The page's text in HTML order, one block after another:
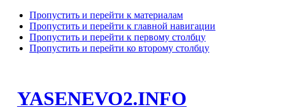
Пропустить и перейти к материалам
Пропустить и перейти к главной навигации
Пропустить и перейти к первому столбцу
Пропустить и перейти ко второму столбцу
YASENEVO2.INFO